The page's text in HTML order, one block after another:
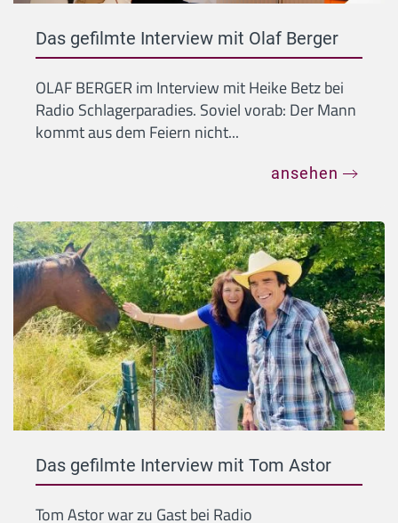
Das gefilmte Interview mit Olaf Berger
OLAF BERGER im Interview mit Heike Betz bei
Radio Schlagerparadies. Soviel vorab: Der Mann
kommt aus dem Feiern nicht...
ansehen
Das gefilmte Interview mit Tom Astor
Tom Astor war zu Gast bei Radio